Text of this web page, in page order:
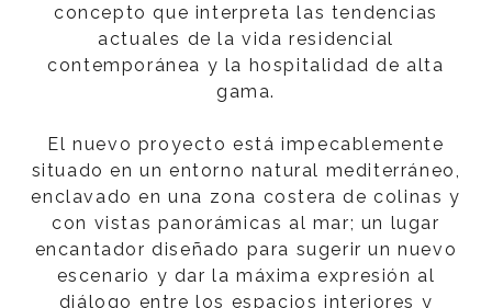
concepto que interpreta las tendencias
actuales de la vida residencial
contemporánea y la hospitalidad de alta
gama.
El nuevo proyecto está impecablemente
situado en un entorno natural mediterráneo,
enclavado en una zona costera de colinas y
con vistas panorámicas al mar; un lugar
encantador diseñado para sugerir un nuevo
escenario y dar la máxima expresión al
diálogo entre los espacios interiores y